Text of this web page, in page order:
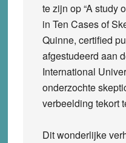
te zijn op “A study
in Ten Cases of
Quinne, certified
afgestudeerd aan
International
onderzochte
verbeelding tekort
Dit wonderlijke